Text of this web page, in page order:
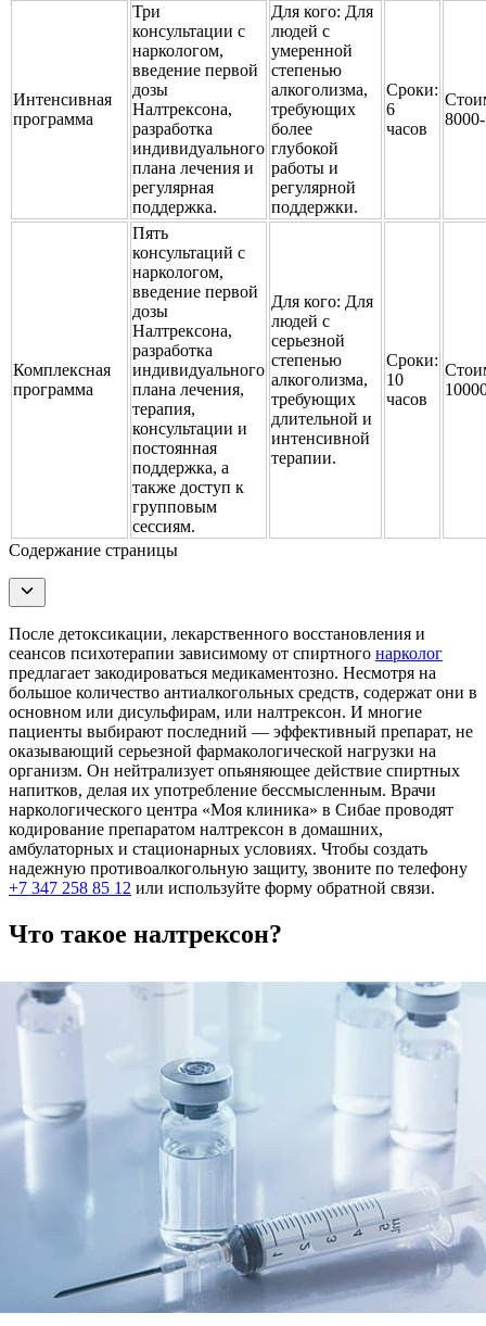
Интенсивная
программа
Три
консультации с
наркологом,
введение первой
дозы
Налтрексона,
разработка
индивидуального
плана лечения и
регулярная
поддержка.
Для кого: Для
людей с
умеренной
степенью
алкоголизма,
требующих
более
глубокой
работы и
регулярной
поддержки.
Сроки:
6
часов
Комплексная
программа
Пять
консультаций с
наркологом,
введение первой
дозы
Налтрексона,
разработка
индивидуального
плана лечения,
терапия,
консультации и
постоянная
поддержка, а
также доступ к
групповым
сессиям.
Для кого: Для
людей с
серьезной
степенью
алкоголизма,
требующих
длительной и
интенсивной
терапии.
Сроки:
10
часов
Содержание страницы
После детоксикации, лекарственного восстановления и
сеансов психотерапии зависимому от спиртного нарколог
предлагает закодироваться медикаментозно. Несмотря на
большое количество антиалкогольных средств, содержат они в
основном или дисульфирам, или налтрексон. И многие
пациенты выбирают последний — эффективный препарат, не
оказывающий серьезной фармакологической нагрузки на
организм. Он нейтрализует опьяняющее действие спиртных
напитков, делая их употребление бессмысленным. Врачи
наркологического центра «Моя клиника» в Сибае проводят
кодирование препаратом налтрексон в домашних,
амбулаторных и стационарных условиях. Чтобы создать
надежную противоалкогольную защиту, звоните по телефону
+7 347 258 85 12 или используйте форму обратной связи.
Что такое налтрексон?